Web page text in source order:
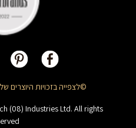
©לצפייה בזכויות היוצרים
(08) Industries Ltd. All rights